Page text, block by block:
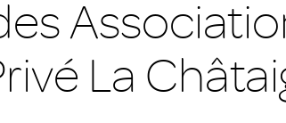
La